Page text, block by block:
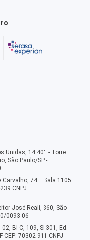
Unidas, 14.401 - Torre
São Paulo/SP -
Carvalho, 74 – Sala 1105
CNPJ
José Reali, 360, São
0093-06
Bl C, 109, Sl 301, Ed.
70302-911 CNPJ